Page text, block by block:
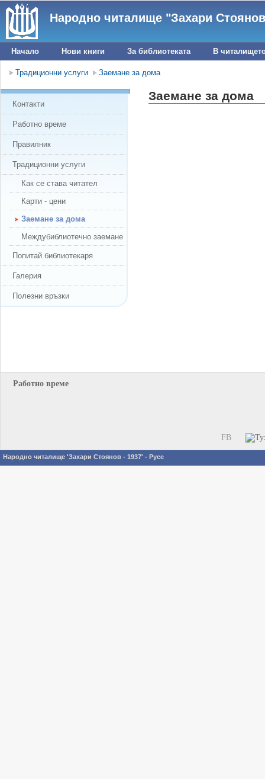
Народно читалище "Захари
Начало Нови книги За библиотеката В
Традиционни услуги Заемане за дома
Контакти
Работно време
Правилник
Традиционни услуги
Как се става читател
Карти - цени
Заемане за дома
Междубиблиотечно заемане
Попитай библиотекаря
Галерия
Полезни връзки
Заемане за дома
Работно време
FB
Народно читалище 'Захари Стоянов - 1937' - Русе